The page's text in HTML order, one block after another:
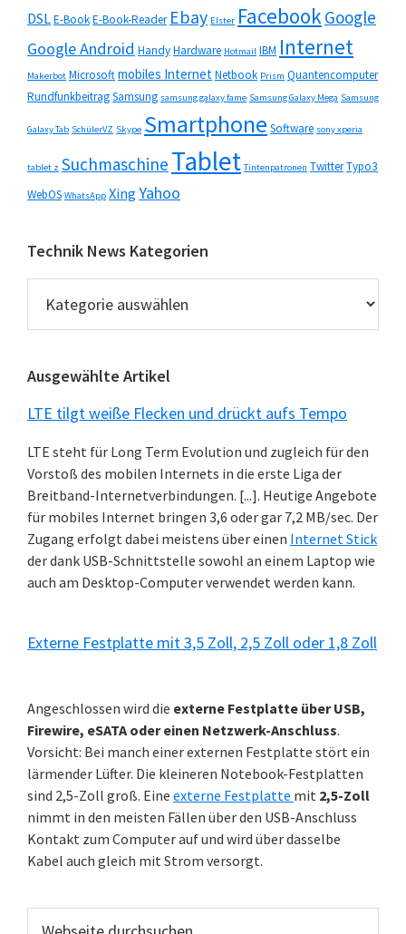
DSLE-BookE-Book-Reader Ebay Elster FacebookGoogle
Google Android HandyHardware Hotmail IBM Internet
Makerbot Microsoftmobiles InternetNetbook Prism Quantencomputer
RundfunkbeitragSamsung samsung galaxy fame Samsung Galaxy Mega Samsung
Galaxy Tab SchülerVZ Skype Smartphone Software sony xperia
tablet z Suchmaschine Tablet Tintenpatronen TwitterTypo3
WebOS WhatsApp XingYahoo
Technik News Kategorien
News
Kategorien
Ausgewählte Artikel
LTE tilgt weiße Flecken und drückt aufs Tempo
LTE steht für Long Term Evolution und zugleich für den
Vorstoß des mobilen Internets in die erste Liga der
Breitband-Internetverbindungen. [...]. Heutige Angebote
für mobiles Internet bringen 3,6 oder gar 7,2 MB/sec. Der
Zugang erfolgt dabei meistens über einen Internet Stick
der dank USB-Schnittstelle sowohl an einem Laptop wie
auch am Desktop-Computer verwendet werden kann.
Externe Festplatte mit 3,5 Zoll, 2,5 Zoll oder 1,8 Zoll
Angeschlossen wird die externe Festplatte über USB,
Firewire, eSATA oder einen Netzwerk-Anschluss.
Vorsicht: Bei manch einer externen Festplatte stört ein
lärmender Lüfter. Die kleineren Notebook-Festplatten
sind 2,5-Zoll groß. Eine externe Festplatte mit 2,5-Zoll
nimmt in den meisten Fällen über den USB-Anschluss
Kontakt zum Computer auf und wird über dasselbe
Kabel auch gleich mit Strom versorgt.